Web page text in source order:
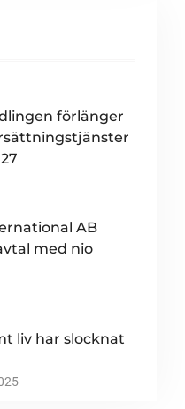
förlänger
AB
med nio
liv har slocknat